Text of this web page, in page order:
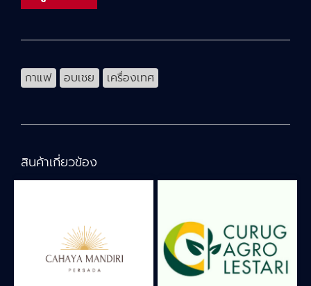
กาแฟ อบเชย เครื่องเทศ
สินค้าเกี่ยวข้อง